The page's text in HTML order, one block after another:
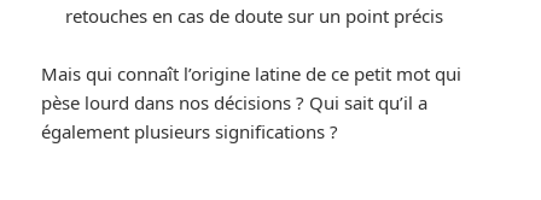
retouches en cas de doute sur un point précis
Mais qui connaît l’origine latine de ce petit mot qui
pèse lourd dans nos décisions ? Qui sait qu’il a
également plusieurs significations ?